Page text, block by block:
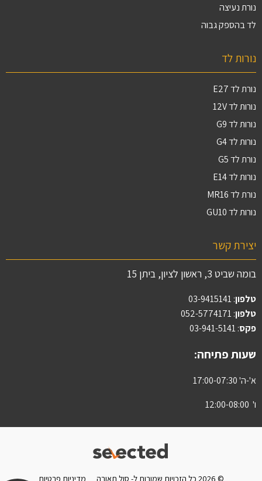
נורת נעיצה
לד בהספק גבוה
נורות לד
נורת לד E27
נורות לד 12V
נורות לד G9
נורות לד G4
נורת לד G5
נורות לד E14
נורת לד MR16
נורות לד GU10
יצירת קשר
בומה שביט 3, ראשון לציון, ביתן 15
טלפון:
03-9415141
טלפון: 052-5774171
פקס: 03-941-5141
שעות פתיחה:
א'-ה' 17:00-07:30
ו' 12:00-08:00
© 2026 כל הזכויות שמורות ל- סול תאורה מדיניות פרטיות